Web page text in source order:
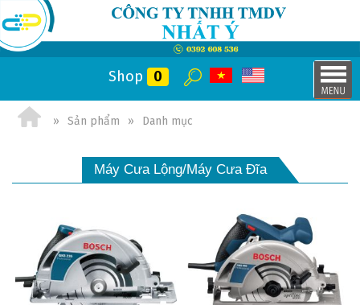
Shop 0
Sản phẩm Danh mục
Máy Cưa Lộng/Máy Cưa Đĩa